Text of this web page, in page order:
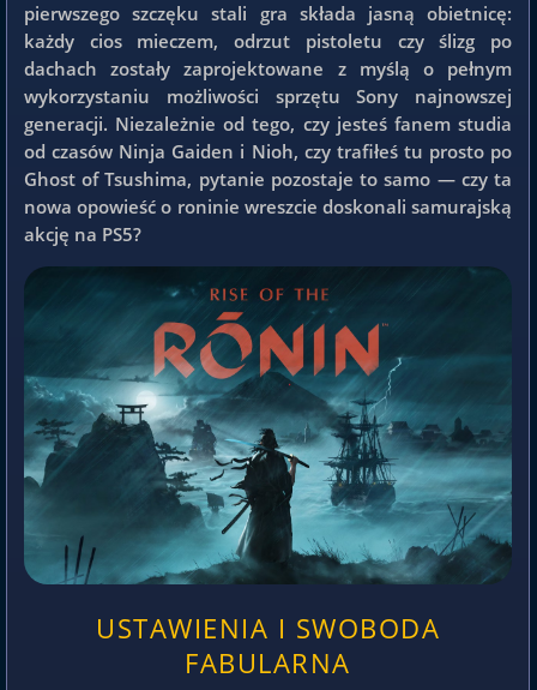
pierwszego szczęku stali gra składa jasną obietnicę:
każdy cios mieczem, odrzut pistoletu czy ślizg po
dachach zostały zaprojektowane z myślą o pełnym
wykorzystaniu możliwości sprzętu Sony najnowszej
generacji. Niezależnie od tego, czy jesteś fanem studia
od czasów Ninja Gaiden i Nioh, czy trafiłeś tu prosto po
Ghost of Tsushima, pytanie pozostaje to samo — czy ta
nowa opowieść o roninie wreszcie doskonali samurajską
akcję na PS5?
USTAWIENIA I SWOBODA
FABULARNA